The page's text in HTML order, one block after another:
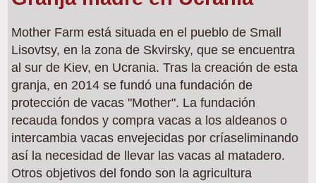
Mother Farm está situada en el pueblo de Small
Lisovtsy, en la zona de Skvirsky, que se encuentra
al sur de Kiev, en Ucrania. Tras la creación de esta
granja, en 2014 se fundó una fundación de
protección de vacas "Mother". La fundación
recauda fondos y compra vacas a los aldeanos o
intercambia vacas envejecidas por críaseliminando
así la necesidad de llevar las vacas al matadero.
Otros objetivos del fondo son la agricultura